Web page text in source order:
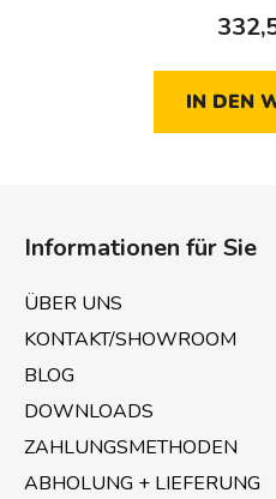
IN DEN
Informationen für Sie
ÜBER UNS
KONTAKT/SHOWROOM
BLOG
DOWNLOADS
ZAHLUNGSMETHODEN
ABHOLUNG + LIEFERUNG